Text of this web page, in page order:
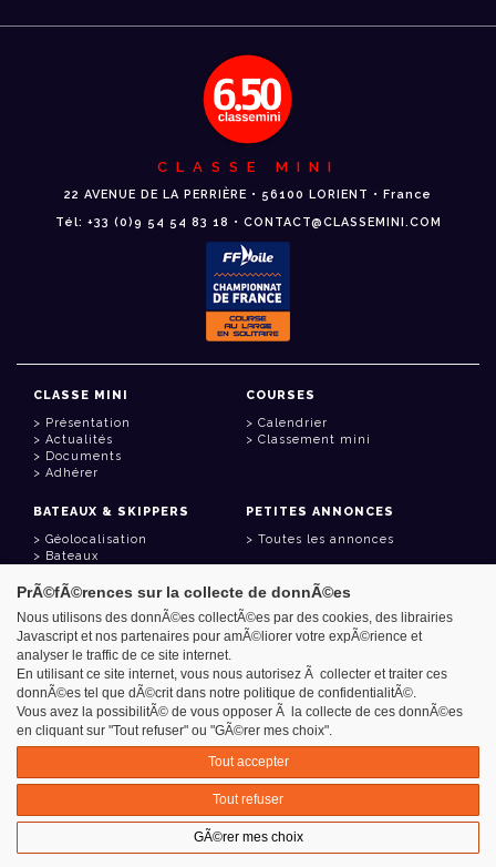
CLASSE MINI
22 AVENUE DE LA PERRIÈRE • 56100 LORIENT • France
Tél: +33 (0)9 54 54 83 18 • CONTACT@CLASSEMINI.COM
CLASSE MINI
Présentation
Actualités
Documents
Adhérer
COURSES
Calendrier
Classement mini
BATEAUX & SKIPPERS
Géolocalisation
Bateaux
PETITES ANNONCES
Toutes les annonces
LIENS UTILES
Espace adhérent
Contact
Carnet d'adresses
Goodies
Azimut - Créateur de solutions numériques
Mentions légales
PrÃ©fÃ©rences sur la collecte de donnÃ©es
Nous utilisons des donnÃ©es collectÃ©es par des cookies, des librairies
Javascript et nos partenaires pour amÃ©liorer votre expÃ©rience et
analyser le traffic de ce site internet.
En utilisant ce site internet, vous nous autorisez Ã collecter et traiter ces
donnÃ©es tel que dÃ©crit dans notre politique de confidentialitÃ©.
Vous avez la possibilitÃ© de vous opposer Ã la collecte de ces donnÃ©es
en cliquant sur "Tout refuser" ou "GÃ©rer mes choix".
Tout accepter
Tout refuser
GÃ©rer mes choix